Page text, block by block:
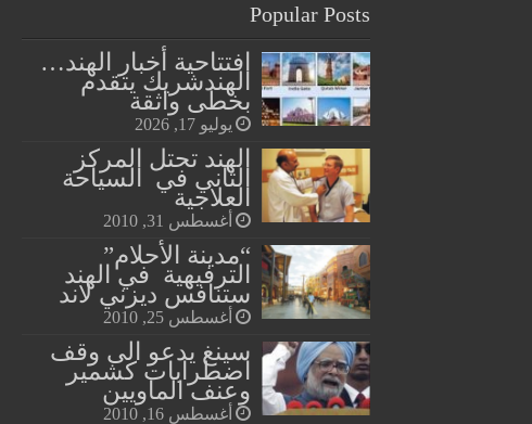
Popular Posts
افتتاحية أخبار الهند…
الهندشريك يتقدم
بخطى واثقة
يوليو 17, 2026
الهند تحتل المركز
الثاني في السياحة
العلاجية
أغسطس 31, 2010
“مدينة الأحلام”
الترفيهية في الهند
ستنافس ديزني لاند
أغسطس 25, 2010
سينغ يدعو الى وقف
اضطرابات كشمير
وعنف الماويين
أغسطس 16, 2010